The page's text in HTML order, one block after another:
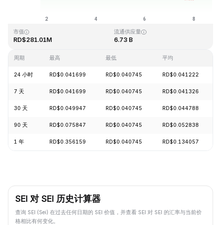
RD$0.040542
市值
RD$281.01M
流通供应量
6.73 B
周期 最高 最低 平均
24 小时 RD$0.041699 RD$0.040745 RD$0.041222
7 天 RD$0.041699 RD$0.040745 RD$0.041326
30 天 RD$0.049947 RD$0.040745 RD$0.044788
90 天 RD$0.075847 RD$0.040745 RD$0.052838
1 年 RD$0.356159 RD$0.040745 RD$0.134057
SEI 对 SEI 历史计算器
查询 SEI (Sei) 在过去任何日期的 SEI 价值，并查看 SEI 对 SEI 的汇率与当前价
格相比有何变化。